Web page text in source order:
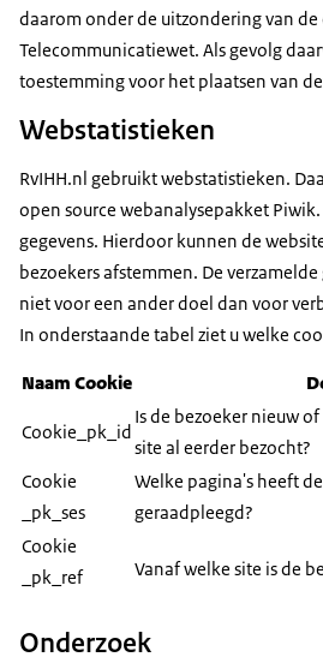
daarom onder de uitzondering van
Telecommunicatiewet. Als gevolg
toestemming voor het plaatsen van
Webstatistieken
RvIHH.nl gebruikt webstatistieken.
open source webanalysepakket Piwik.
gegevens. Hierdoor kunnen de
bezoekers afstemmen. De
niet voor een ander doel dan voor
In onderstaande tabel ziet u welke
Naam Cookie
Cookie_pk_id
Is de bezoeker nieuw
site al eerder bezocht?
Cookie
_pk_ses
Welke pagina's heeft
geraadpleegd?
Cookie
_pk_ref
Vanaf welke site is de
Onderzoek